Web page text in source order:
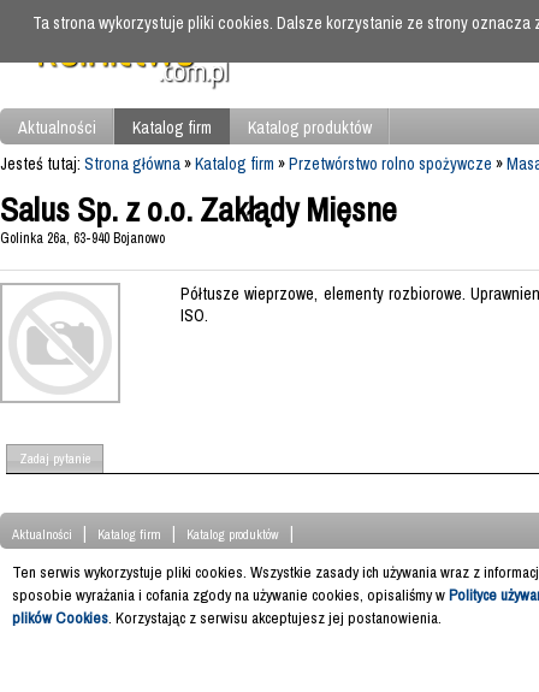
Aktualności Katalog firm
Katalog produktów
Jesteś tutaj: Strona główna»Katalog firm »Przetwórstwo rolno spożywcze »
Salus Sp. z o.o. Zakłądy Mięsne
Golinka 26a, 63-940 Bojanowo
Półtusze wieprzowe, elementy rozbiorowe.
ISO.
Zadaj pytanie
Aktualności | Katalog firm | Katalog produktów
|
Ten serwis wykorzystuje pliki cookies. Wszystkie zasady ich używania wraz z
sposobie wyrażania i cofania zgody na używanie cookies, opisaliśmy wPolityce
plików Cookies. Korzystając z serwisu akceptujesz jej postanowienia.
Ta strona wykorzystuje pliki cookies. Dalsze korzystanie ze strony